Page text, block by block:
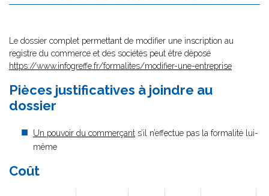
Le dossier complet permettant de modifier une inscription au
registre du commerce et des sociétés peut être déposé
https://www.infogreffe.fr/formalites/modifier-une-entreprise
Pièces justificatives à joindre au
dossier
Un pouvoir du commerçant s’il n’effectue pas la formalité lui-
même
Coût